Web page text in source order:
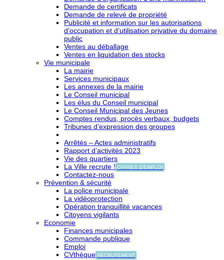
Demande de certificats
Demande de relevé de propriété
Publicité et information sur les autorisations
d’occupation et d’utilisation privative du domaine
public
Ventes au déballage
Ventes en liquidation des stocks
Vie municipale
La mairie
Services municipaux
Les annexes de la mairie
Le Conseil municipal
Les élus du Conseil municipal
Le Conseil Municipal des Jeunes
Comptes rendus, procès verbaux, budgets
Tribunes d’expression des groupes
Arrêtés – Actes administratifs
Rapport d’activités 2023
Vie des quartiers
La Ville recrute ! OFFRES D'EMPLOI
Contactez-nous
Prévention & sécurité
La police municipale
La vidéoprotection
Opération tranquillité vacances
Citoyens vigilants
Economie
Finances municipales
Commande publique
Emploi
CVthèque RECRUTEMENT